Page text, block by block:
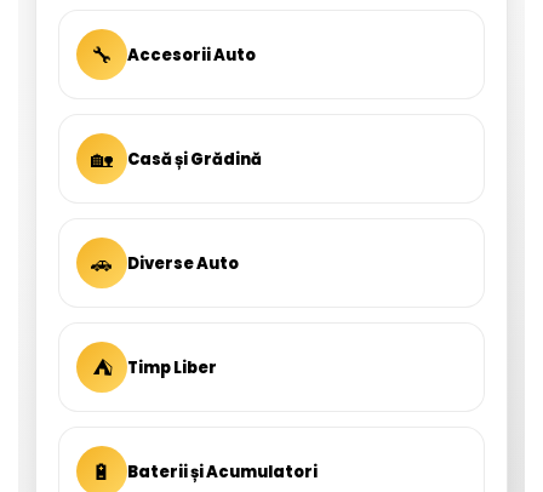
🔧 Accesorii Auto
🏡 Casă și Grădină
🚗 Diverse Auto
⛺ Timp Liber
🔋 Baterii și Acumulatori